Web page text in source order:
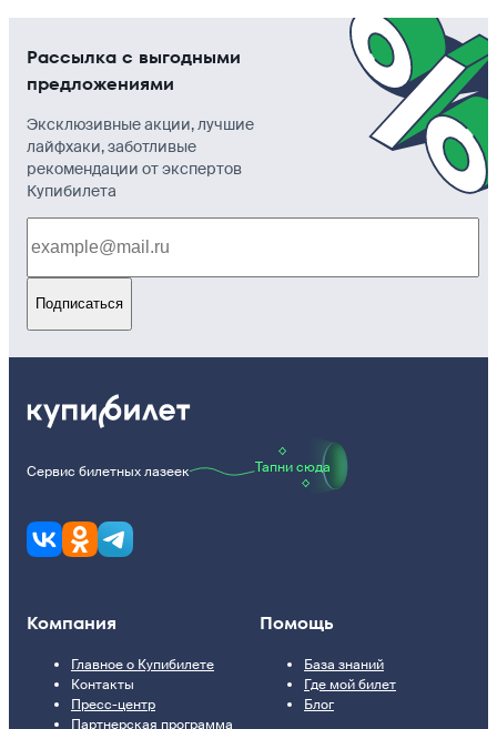
Рассылка с выгодными
предложениями
Эксклюзивные акции, лучшие
лайфхаки, заботливые
рекомендации от экспертов
Купибилета
Подписаться
Сервис билетных лазеек Тапни сюда
Компания
Главное о Купибилете
Контакты
Пресс-центр
Партнерская программа
Помощь
База знаний
Где мой билет
Блог